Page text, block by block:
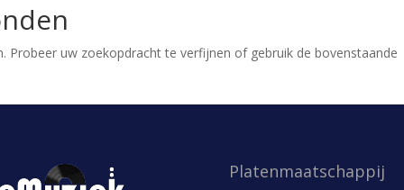
Probeer uw zoekopdracht te verfijnen of gebruik de bovenstaande
Platenmaatschappij